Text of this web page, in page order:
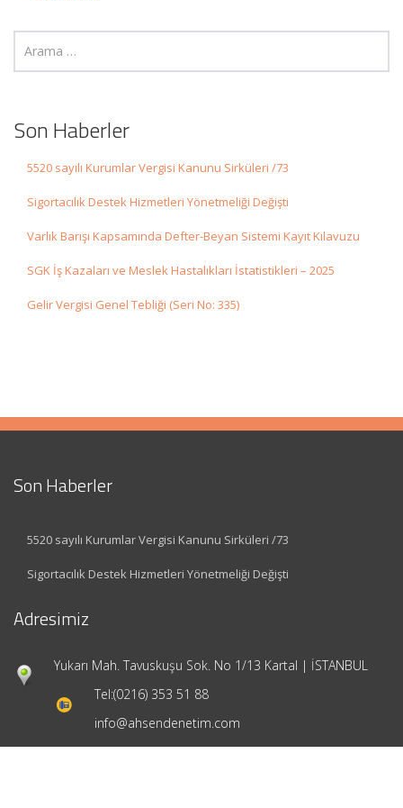
Son Haberler
5520 sayılı Kurumlar Vergisi Kanunu Sirküleri /73
Sigortacılık Destek Hizmetleri Yönetmeliği Değişti
Varlık Barışı Kapsamında Defter-Beyan Sistemi Kayıt Kılavuzu
SGK İş Kazaları ve Meslek Hastalıkları İstatistikleri – 2025
Gelir Vergisi Genel Tebliği (Seri No: 335)
Son Haberler
5520 sayılı Kurumlar Vergisi Kanunu Sirküleri /73
Sigortacılık Destek Hizmetleri Yönetmeliği Değişti
Adresimiz
Yukarı Mah. Tavuskuşu Sok. No 1/13 Kartal | İSTANBUL
Tel:(0216) 353 51 88
info@ahsendenetim.com